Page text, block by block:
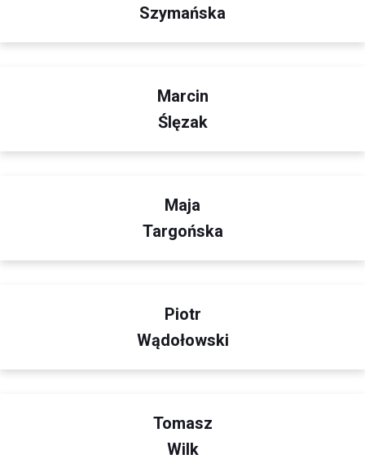
Szymańska
Marcin
Ślęzak
Maja
Targońska
Piotr
Wądołowski
Tomasz
Wilk